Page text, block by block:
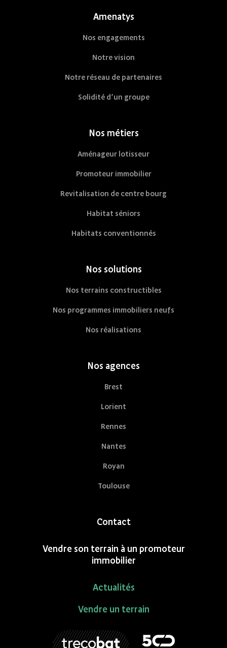
Amenatys
Nos engagements
Notre vision
Notre réseau de partenaires
Solidité d’un groupe
Nos métiers
Aménageur lotisseur
Promoteur immobilier
Revitalisation de centre bourg
Habitat séniors
Habitats conventionnés
Nos solutions
Nos terrains constructibles
Nos programmes immobiliers neufs
Nos réalisations
Nos agences
Brest
Lorient
Rennes
Nantes
Royan
Toulouse
Contact
Vendre son terrain à un promoteur
immobilier
Actualités
Vendre un terrain